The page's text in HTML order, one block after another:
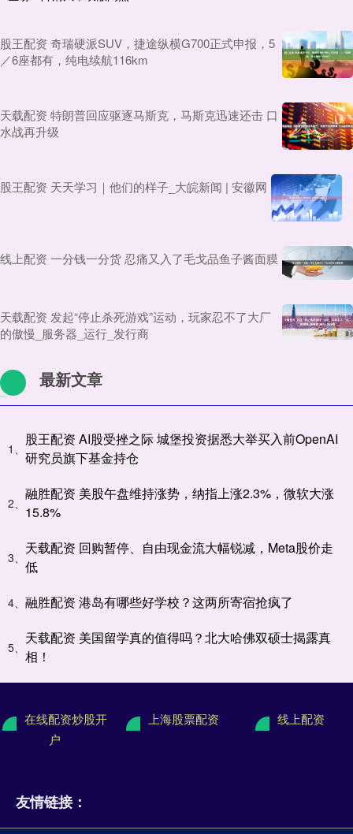
股王配资 奇瑞硬派SUV，捷途纵横G700正式申报，5
／6座都有，纯电续航116km
天载配资 特朗普回应驱逐马斯克，马斯克迅速还击 口
水战再升级
股王配资 天天学习｜他们的样子_大皖新闻 | 安徽网
线上配资 一分钱一分货 忍痛又入了毛戈品鱼子酱面膜
天载配资 发起“停止杀死游戏”运动，玩家忍不了大厂
的傲慢_服务器_运行_发行商
最新文章
1、
股王配资 AI股受挫之际 城堡投资据悉大举买入前OpenAI
研究员旗下基金持仓
2、
融胜配资 美股午盘维持涨势，纳指上涨2.3%，微软大涨
15.8%
3、
天载配资 回购暂停、自由现金流大幅锐减，Meta股价走
低
4、 融胜配资 港岛有哪些好学校？这两所寄宿抢疯了
5、
天载配资 美国留学真的值得吗？北大哈佛双硕士揭露真
相！
在线配资炒股开
户
上海股票配资 线上配资
友情链接：